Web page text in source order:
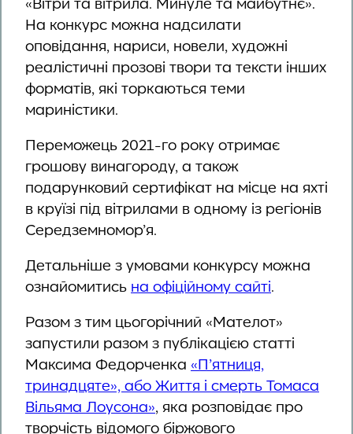
На конкурс можна надсилати
оповідання, нариси, новели, художні
реалістичні прозові твори та тексти інших
форматів, які торкаються теми
мариністики.
Переможець 2021-го року отримає
грошову винагороду, а також
подарунковий сертифікат на місце на яхті
в круїзі під вітрилами в одному із регіонів
Середземномор’я.
Детальніше з умовами конкурсу можна
ознайомитись на офіційному сайті.
Разом з тим цьогорічний «Мателот»
запустили разом з публікацією статті
Максима Федорченка «П’ятниця,
тринадцяте», або Життя і смерть Томаса
Вільяма Лоусона», яка розповідає про
творчість відомого біржового